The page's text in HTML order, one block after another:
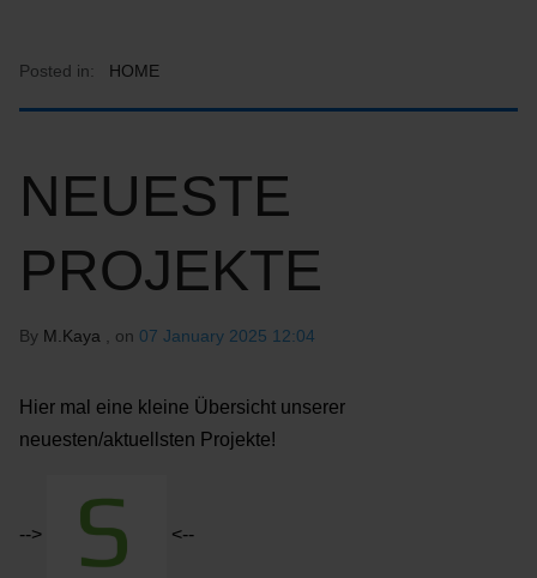
Posted in: HOME
NEUESTE
PROJEKTE
By M.Kaya , on 07 January 2025 12:04
Hier mal eine kleine Übersicht unserer
neuesten/aktuellsten Projekte!
--> <--